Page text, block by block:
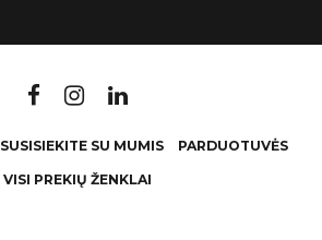
SUSISIEKITE SU MUMIS PARDUOTUVĖS
VISI PREKIŲ ŽENKLAI